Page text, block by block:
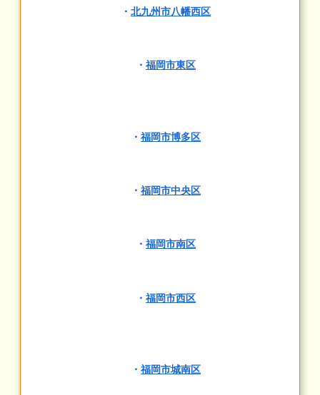
・ 北九州市八幡西区
・ 福岡市東区
・ 福岡市博多区
・ 福岡市中央区
・ 福岡市南区
・ 福岡市西区
・ 福岡市城南区